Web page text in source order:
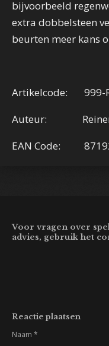
bijvoorbeeld
extra dobbelsteen
beurten meer kans
Artikelcode: 999-
Auteur: Reiner
EAN Code:
Voor vragen over
advies, gebruik het
Reactie plaatsen
Naam *